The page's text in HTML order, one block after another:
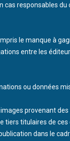
responsables
le manque à
entre les
ou données
provenant
tiers titulaires de
dans le